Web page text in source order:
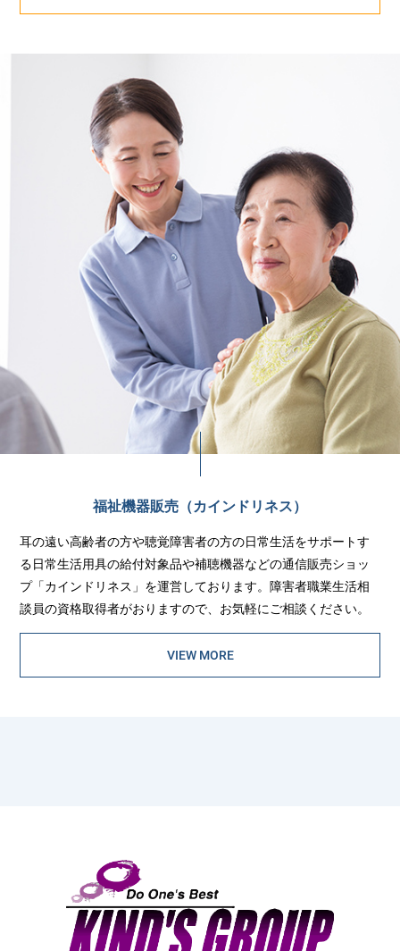
福祉機器販売（カインドリネス）
耳の遠い高齢者の方や聴覚障害者の方の日常生活をサポートす
る日常生活用具の給付対象品や補聴機器などの通信販売ショッ
プ「カインドリネス」を運営しております。障害者職業生活相
談員の資格取得者がおりますので、お気軽にご相談ください。
VIEW MORE